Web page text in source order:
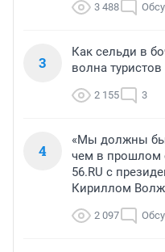
3 488
3
Как сельди в
волна
2 155 3
4
«Мы должны
чем в прошлом
56.RU с
Кириллом
2 097